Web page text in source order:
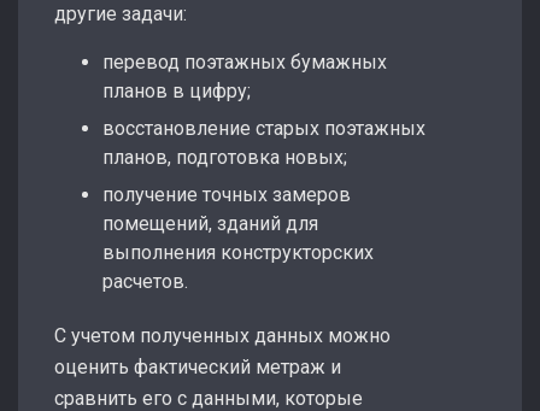
другие задачи:
перевод поэтажных бумажных
планов в цифру;
восстановление старых поэтажных
планов, подготовка новых;
получение точных замеров
помещений, зданий для
выполнения конструкторских
расчетов.
С учетом полученных данных можно
оценить фактический метраж и
сравнить его с данными, которые